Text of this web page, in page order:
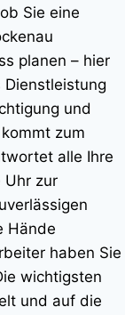
Sie eine
planen – hier
und
zum
alle Ihre
Uhr zur
Hände
haben Sie
wichtigsten
und auf die